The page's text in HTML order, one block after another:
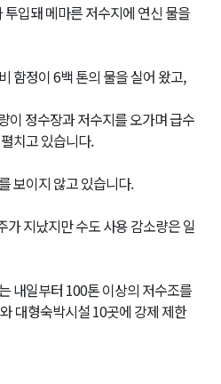
입돼 메마른 저수지에 연신 물을
함정이 6백 톤의 물을 실어 왔고,
이 정수장과 저수지를 오가며 급수
치고 있습니다.
보이지 않고 있습니다.
가 지났지만 수도 사용 감소량은 일
내일부터 100톤 이상의 저수조를
대형숙박시설 10곳에 강제 제한